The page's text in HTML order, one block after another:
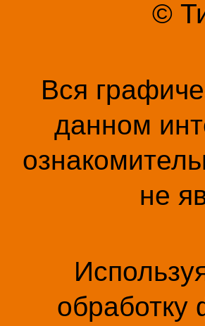
©
Вся
данном
не
обработку